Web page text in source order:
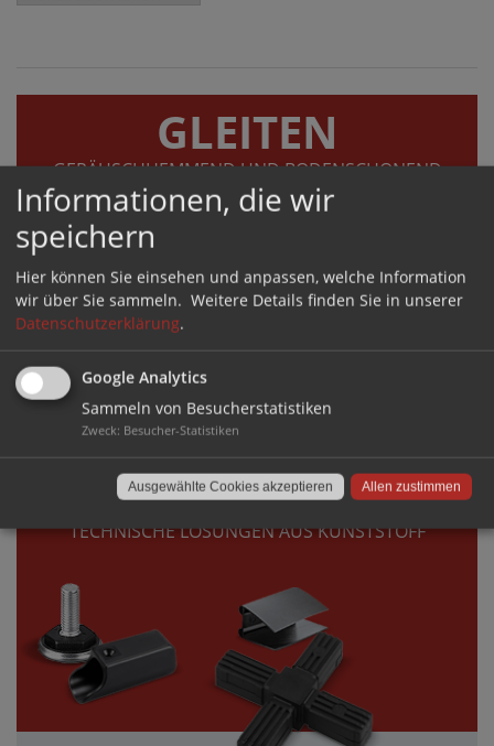
GLEITEN
GERÄUSCHHEMMEND UND BODENSCHONEND
DIREKT ZUM SHOP ›
VERBINDEN
TECHNISCHE LÖSUNGEN AUS KUNSTSTOFF
Informationen, die wir
speichern
Hier können Sie einsehen und anpassen, welche Information
wir über Sie sammeln. Weitere Details finden Sie in unserer
Datenschutzerklärung.
Google Analytics
Sammeln von Besucherstatistiken
Zweck: Besucher-Statistiken
Allen zustimmen
Ausgewählte Cookies akzeptieren